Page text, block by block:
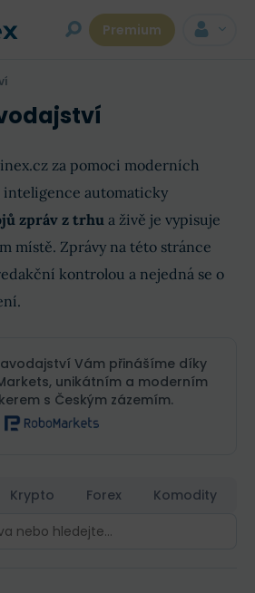
Premium
za pomoci moderních
automaticky
zpráv z trhu a živě je vypisuje
místě. Zprávy na této stránce
kontrolou a nejedná se o
Vám přinášíme díky
unikátním a moderním
s Českým zázemím.
Krypto Forex Komodity